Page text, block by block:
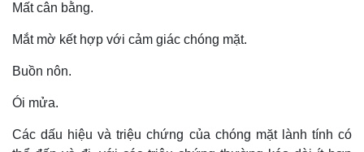
Mất cân bằng.
Mắt mờ kết hợp với cảm giác chóng mặt.
Buồn nôn.
Ói mửa.
Các dấu hiệu và triệu chứng của chóng mặt lành tính có